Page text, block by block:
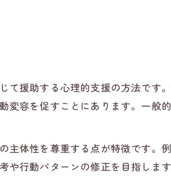
て援助する心理的支援の方法です
変容を促すことにあります。一般
主体性を尊重する点が特徴です。
や行動パターンの修正を目指しま